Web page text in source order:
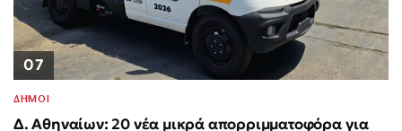
07
ΔΗΜΟΙ
Δ. Αθηναίων: 20 νέα μικρά απορριμματοφόρα για